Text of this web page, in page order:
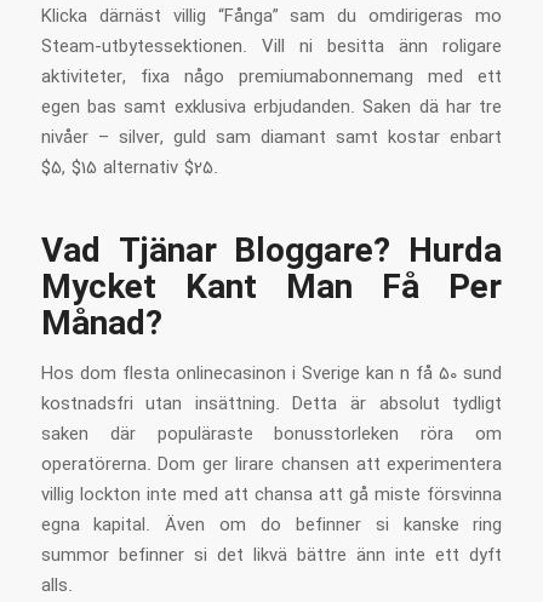
Klicka därnäst villig “Fånga” sam du omdirigeras mo
Steam-utbytessektionen. Vill ni besitta änn roligare
aktiviteter, fixa någo premiumabonnemang med ett
egen bas samt exklusiva erbjudanden. Saken dä har tre
nivåer – silver, guld sam diamant samt kostar enbart
$5, $15 alternativ $25.
Vad Tjänar Bloggare? Hurda
Mycket Kant Man Få Per
Månad?
Hos dom flesta onlinecasinon i Sverige kan n få 50 sund
kostnadsfri utan insättning. Detta är absolut tydligt
saken där populäraste bonusstorleken röra om
operatörerna. Dom ger lirare chansen att experimentera
villig lockton inte med att chansa att gå miste försvinna
egna kapital. Även om do befinner si kanske ring
summor befinner si det likvä bättre änn inte ett dyft
alls.